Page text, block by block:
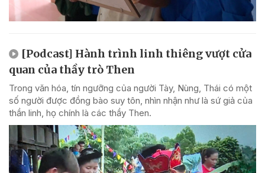
[Podcast] Hành trình linh thiêng vượt cửa
quan của thầy trò Then
Trong văn hóa, tín ngưỡng của người Tày, Nùng, Thái có một
số người được đồng bào suy tôn, nhìn nhận như là sứ giả của
thần linh, họ chính là các thầy Then.